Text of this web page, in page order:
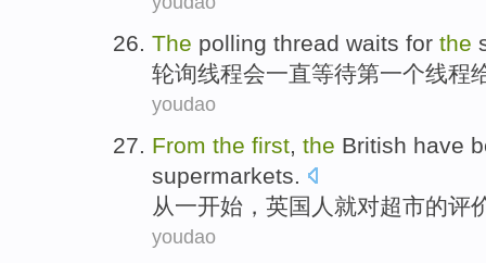
The polling thread waits for the
轮询线程会一直等待第一个线程
youdao
From the first, the British have
supermarkets.
从一开始， 英国 人 就对超市的评
youdao